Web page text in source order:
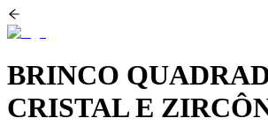
BRINCO
CRISTAL E